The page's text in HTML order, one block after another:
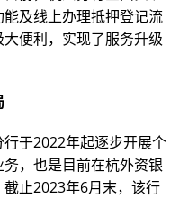
及线上办理抵押登记流
便利，实现了服务升级
于2022年起逐步开展个
，也是目前在杭外资银
止2023年6月末，该行